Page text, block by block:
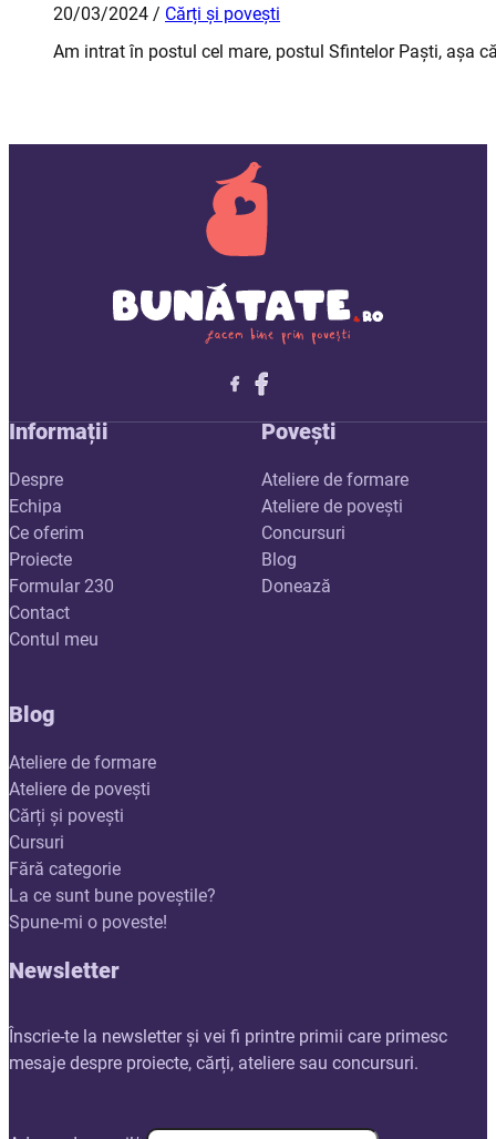
20/03/2024 / Cărți și povești
Am intrat în postul cel mare, postul Sfintelor Paști, așa
Follow me on X
Follow me on LinkedIn
Follow me on X
Informații
Despre
Echipa
Ce oferim
Proiecte
Formular 230
Contact
Contul meu
Povești
Ateliere de formare
Ateliere de povești
Concursuri
Blog
Donează
Blog
Ateliere de formare
Ateliere de povești
Cărți și povești
Cursuri
Fără categorie
La ce sunt bune poveștile?
Spune-mi o poveste!
Newsletter
Înscrie-te la newsletter și vei fi printre primii care primesc
mesaje despre proiecte, cărți, ateliere sau concursuri.